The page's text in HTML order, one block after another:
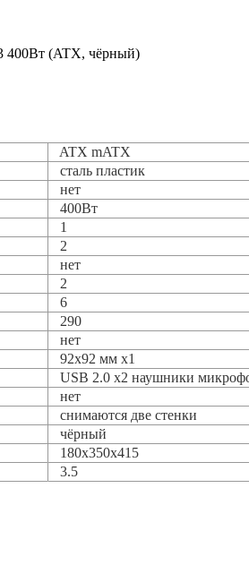
ATX mATX
сталь пластик
нет
400Вт
1
2
нет
2
6
290
нет
92x92 мм x1
USB 2.0 x2 наушники
нет
снимаются две стенки
чёрный
180x350x415
3.5